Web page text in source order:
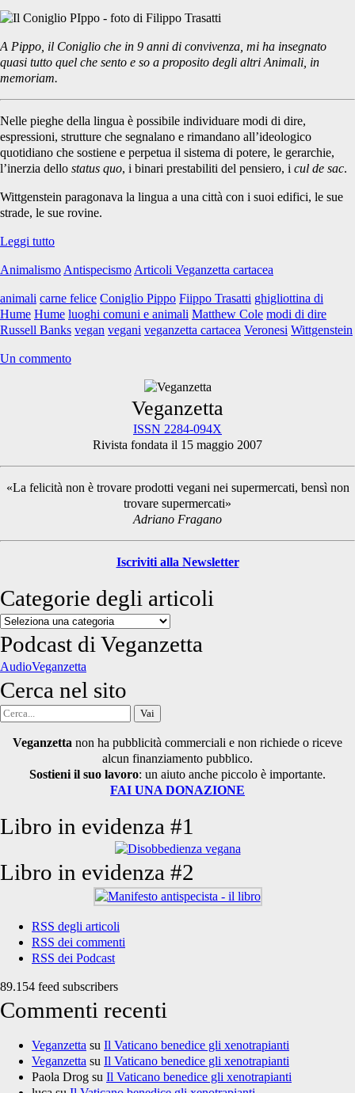
animali</span>
A Pippo, il Coniglio che in 9 anni di convivenza, mi ha insegnato
quasi tutto quel che sento e so a proposito degli altri Animali, in
memoriam.
Nelle pieghe della lingua è possibile individuare modi di dire,
espressioni, strutture che segnalano e rimandano all’ideologico
quotidiano che sostiene e perpetua il sistema di potere, le gerarchie,
l’inerzia dello status quo, i binari prestabiliti del pensiero, i cul de sac.
Wittgenstein paragonava la lingua a una città con i suoi edifici, le sue
strade, le sue rovine.
Leggi tuttoA
di
appunti
per
uno
avverbiale
Animalismo Antispecismo Articoli Veganzetta cartacea
animali carne felice Coniglio Pippo Fiippo Trasatti ghigliottina di
Hume Hume luoghi comuni e animali Matthew Cole modi di dire
Russell Banks vegan vegani veganzetta cartacea Veronesi Wittgenstein
Un commento
Sidebar
Veganzetta
ISSN 2284-094X
Rivista fondata il 15 maggio 2007
«La felicità non è trovare prodotti vegani nei supermercati, bensì non
trovare supermercati»
Adriano Fragano
Iscriviti alla Newsletter
Categorie degli articoli
Categorie
degli
articoli
Podcast di Veganzetta
AudioVeganzetta
Cerca nel sito
Cerca
Veganzetta non ha pubblicità commerciali e non richiede o riceve
alcun finanziamento pubblico.
Sostieni il suo lavoro: un aiuto anche piccolo è importante.
FAI UNA DONAZIONE
Libro in evidenza #1
Libro in evidenza #2
RSS degli articoli
RSS dei commenti
RSS dei Podcast
89.154 feed subscribers
Commenti recenti
Veganzetta su Il Vaticano benedice gli xenotrapianti
Veganzetta su Il Vaticano benedice gli xenotrapianti
Paola Drog su Il Vaticano benedice gli xenotrapianti